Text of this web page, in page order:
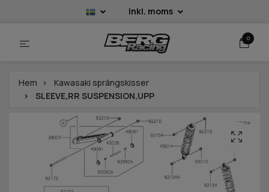
Inkl. moms
0
Hem
Kawasaki sprängskisser
SLEEVE,RR SUSPENSION,UPP